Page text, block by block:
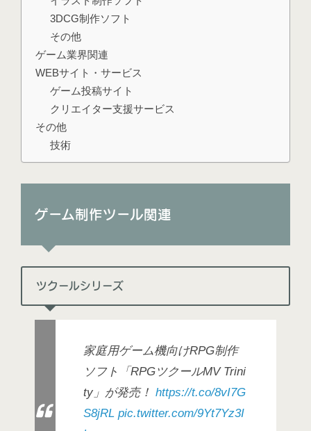
3DCG制作ソフト
その他
ゲーム業界関連
WEBサイト・サービス
ゲーム投稿サイト
クリエイター支援サービス
その他
技術
ゲーム制作ツール関連
ツクールシリーズ
家庭用ゲーム機向けRPG制作
ソフト「RPGツクールMV Trini
ty」が発売！ https://t.co/8vI7G
S8jRL pic.twitter.com/9Yt7Yz3I